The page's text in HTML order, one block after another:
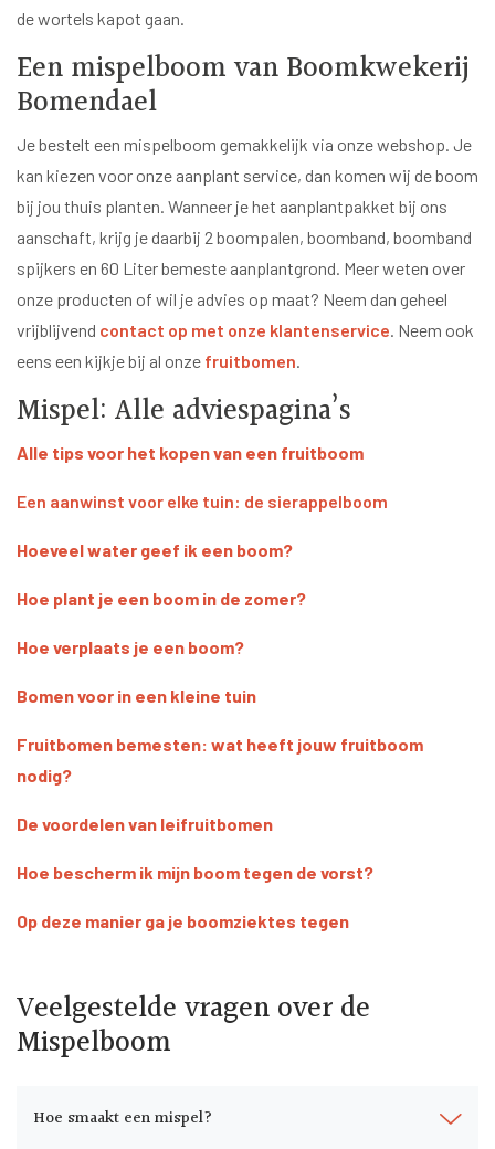
de wortels kapot gaan.
Een mispelboom van Boomkwekerij
Bomendael
Je bestelt een mispelboom gemakkelijk via onze webshop. Je
kan kiezen voor onze aanplant service, dan komen wij de boom
bij jou thuis planten. Wanneer je het aanplantpakket bij ons
aanschaft, krijg je daarbij 2 boompalen, boomband, boomband
spijkers en 60 Liter bemeste aanplantgrond. Meer weten over
onze producten of wil je advies op maat? Neem dan geheel
vrijblijvend contact op met onze klantenservice. Neem ook
eens een kijkje bij al onze fruitbomen.
Mispel: Alle adviespagina’s
Alle tips voor het kopen van een fruitboom
Een aanwinst voor elke tuin: de sierappelboom
Hoeveel water geef ik een boom?
Hoe plant je een boom in de zomer?
Hoe verplaats je een boom?
Bomen voor in een kleine tuin
Fruitbomen bemesten: wat heeft jouw fruitboom
nodig?
De voordelen van leifruitbomen
Hoe bescherm ik mijn boom tegen de vorst?
Op deze manier ga je boomziektes tegen
Veelgestelde vragen over de
Mispelboom
Hoe smaakt een mispel?